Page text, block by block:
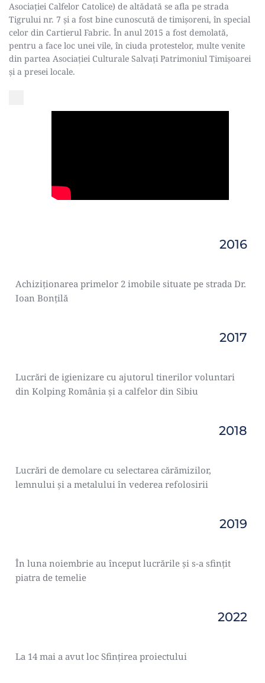
Asociației Calfelor Catolice) de altădată se afla pe strada
Tigrului nr. 7 și a fost bine cunoscută de timișoreni, în special
celor din Cartierul Fabric. În anul 2015 a fost demolată,
pentru a face loc unei vile, în ciuda protestelor, multe venite
din partea Asociației Culturale Salvați Patrimoniul Timișoarei
și a presei locale.
2016
Achiziționarea primelor 2 imobile situate pe strada Dr.
Ioan Bonțilă
2017
Lucrări de igienizare cu ajutorul tinerilor voluntari
din Kolping România și a calfelor din Sibiu
2018
Lucrări de demolare cu selectarea cărămizilor,
lemnului și a metalului în vederea refolosirii
2019
În luna noiembrie au început lucrările și s-a sfințit
piatra de temelie
2022
La 14 mai a avut loc Sfințirea proiectului